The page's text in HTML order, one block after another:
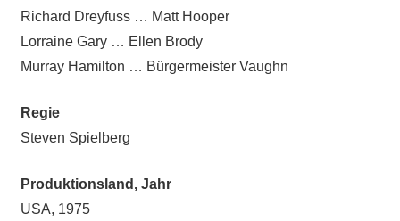
Richard Dreyfuss … Matt Hooper
Lorraine Gary … Ellen Brody
Murray Hamilton … Bürgermeister Vaughn
Regie
Steven Spielberg
Produktionsland, Jahr
USA, 1975